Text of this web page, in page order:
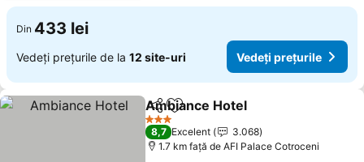
Din 433 lei
Vedeți prețurile de la 12 site-uri Vedeți prețurile
DistribuițiAdăugaţi la favorite
Ambiance Hotel
3 Stele
8,7 Excelent
3.068
1.7 km faţă de AFI Palace Cotroceni